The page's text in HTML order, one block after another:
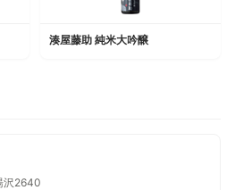
湊屋藤助 純米大吟醸
沢2640